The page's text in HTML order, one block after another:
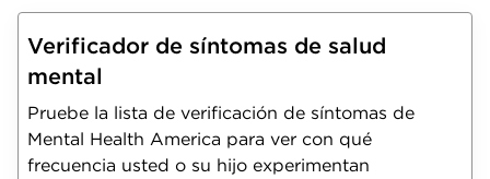
Verificador de síntomas de salud
mental
Pruebe la lista de verificación de síntomas de
Mental Health America para ver con qué
frecuencia usted o su hijo experimentan